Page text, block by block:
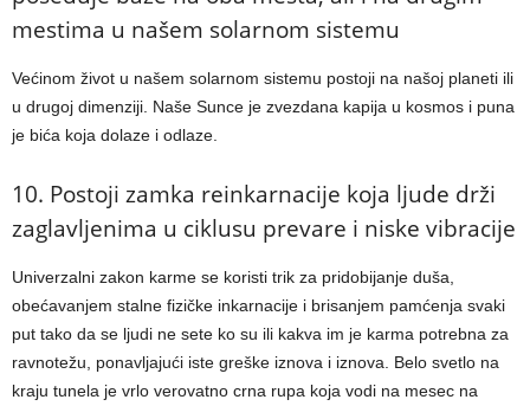
mestima u našem solarnom sistemu
Većinom život u našem solarnom sistemu postoji na našoj planeti ili
u drugoj dimenziji. Naše Sunce je zvezdana kapija u kosmos i puna
je bića koja dolaze i odlaze.
10. Postoji zamka reinkarnacije koja ljude drži
zaglavljenima u ciklusu prevare i niske vibracije
Univerzalni zakon karme se koristi trik za pridobijanje duša,
obećavanjem stalne fizičke inkarnacije i brisanjem pamćenja svaki
put tako da se ljudi ne sete ko su ili kakva im je karma potrebna za
ravnotežu, ponavljajući iste greške iznova i iznova. Belo svetlo na
kraju tunela je vrlo verovatno crna rupa koja vodi na mesec na